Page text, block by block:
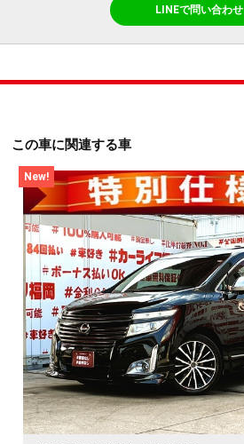
LINEで問い合わせ
この車に関連する車
New!